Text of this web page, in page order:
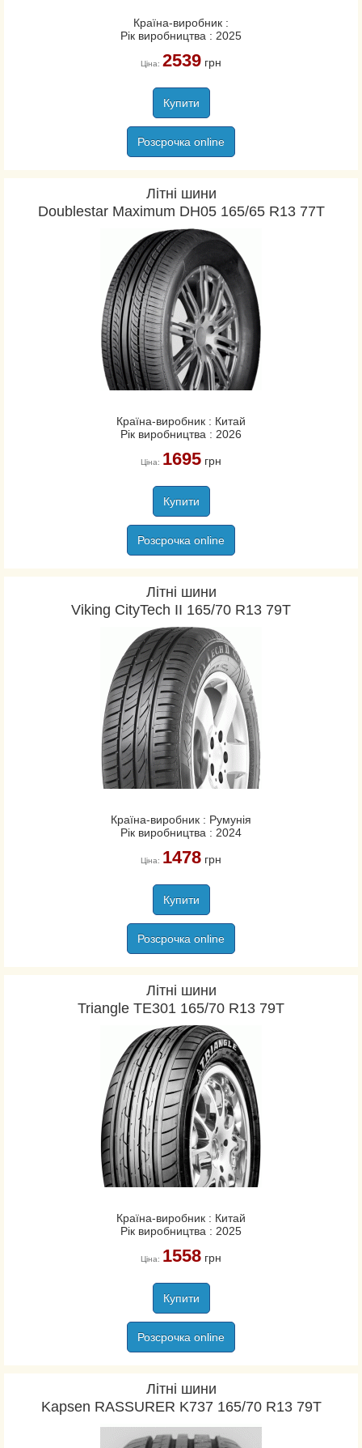
Країна-виробник :
Рік виробництва : 2025
Ціна: 2539грн
Купити
Розсрочка online
Літні шини
Doublestar Maximum DH05 165/65 R13 77T
Країна-виробник : Китай
Рік виробництва : 2026
Ціна: 1695грн
Купити
Розсрочка online
Літні шини
Viking CityTech II 165/70 R13 79T
Країна-виробник : Румунія
Рік виробництва : 2024
Ціна: 1478грн
Купити
Розсрочка online
Літні шини
Triangle TE301 165/70 R13 79T
Країна-виробник : Китай
Рік виробництва : 2025
Ціна: 1558грн
Купити
Розсрочка online
Літні шини
Kapsen RASSURER K737 165/70 R13 79T